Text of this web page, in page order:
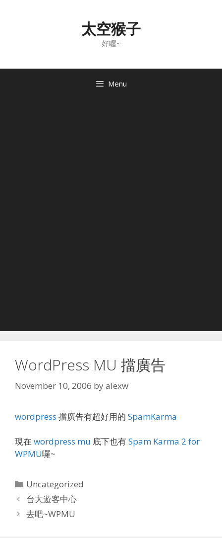
太空猴子
好喔~
Menu
WordPress MU 擋廣告
November 10, 2006 byalexw
wordpress 擋廣告有超好用的 SpamKarma
現在 wordpress mu 底下也有Spam Karma 2 for
WPMU囉~
Categories
Uncategorized
台大遊客中心
去吧~WPMU